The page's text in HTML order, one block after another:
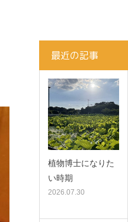
最近の記事
植物博士になりた
い時期
2026.07.30